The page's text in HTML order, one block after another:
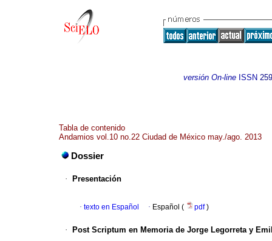
versión On-lineISSN
Tabla de contenido
Andamios vol.10 no.22 Ciudad de México may./ago. 2013
Dossier
· Presentación
· texto en Español · Español ( pdf)
· Post Scriptum en Memoria de Jorge Legorreta y